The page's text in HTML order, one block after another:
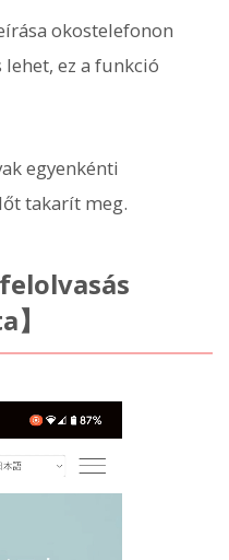
okostelefonon
lehet, ez a funkció
egyenkénti
takarít meg.